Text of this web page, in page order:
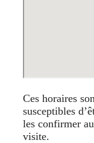
Ces horaires
susceptibles
les confirmer
visite.